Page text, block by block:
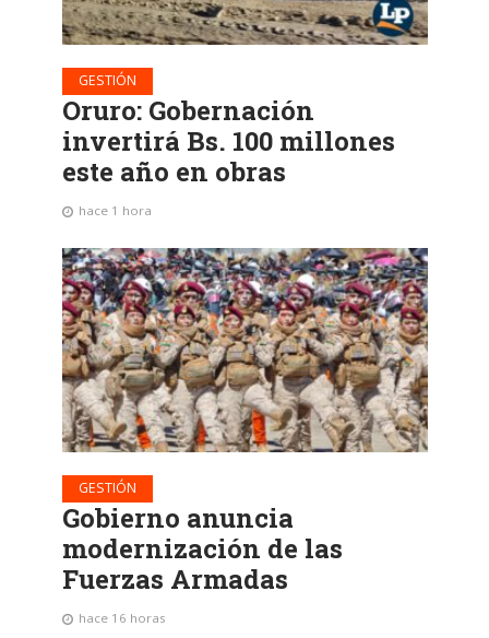
GESTIÓN
Oruro: Gobernación
invertirá Bs. 100 millones
este año en obras
hace 1 hora
GESTIÓN
Gobierno anuncia
modernización de las
Fuerzas Armadas
hace 16 horas